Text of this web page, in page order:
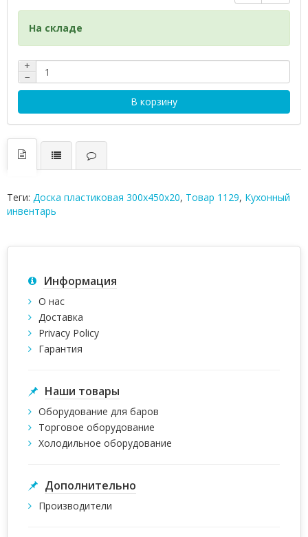
На складе
+
−
В корзину
Теги: Доска пластиковая 300х450х20, Товар 1129, Кухонный
инвентарь
Информация
О нас
Доставка
Privacy Policy
Гарантия
Наши товары
Оборудование для баров
Торговое оборудование
Холодильное оборудование
Дополнительно
Производители